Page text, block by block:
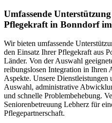
Umfassende
Pflegekraft in Bonndorf
Wir bieten umfassende
den Einsatz Ihrer Pflegekraft aus
Länder. Von der Auswahl
reibungslosen Integration in Ihren
Aspekte. Unsere Dienstleistungen
Auswahl, administrative
und schnelle Problembehebung.
Seniorenbetreuung Lebherz für
Pflegepartnerschaft.